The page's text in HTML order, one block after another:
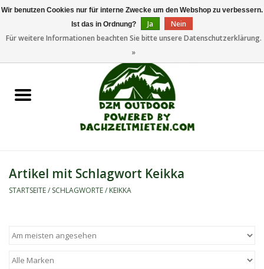
Dachzeltanhänger
Camping/Outdoor
Marken
Artikel mit Schlagwort Keikka
STARTSEITE/ SCHLAGWORTE/ KEIKKA
Wir benutzen Cookies nur für interne Zwecke um den Webshop zu verbessern.
Ist das in Ordnung?
Ja
Nein
Für weitere Informationen beachten Sie bitte unsere Datenschutzerklärung.
»